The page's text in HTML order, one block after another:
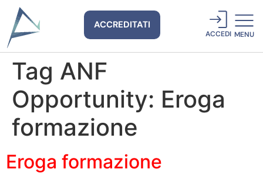
ACCREDITATI
ACCEDI MENU
Tag ANF
Opportunity: Eroga
formazione
Eroga formazione